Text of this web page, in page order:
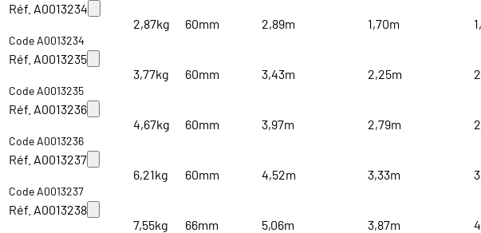
Réf. A0013234
Code A0013234
2,87kg 60mm 2,89m 1,70m
Réf. A0013235
Code A0013235
3,77kg 60mm 3,43m 2,25m
Réf. A0013236
Code A0013236
4,67kg 60mm 3,97m 2,79m
Réf. A0013237
Code A0013237
6,21kg 60mm 4,52m 3,33m
Réf. A0013238
7,55kg 66mm 5,06m 3,87m